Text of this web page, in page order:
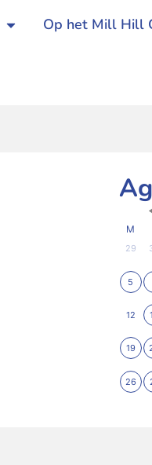
Op het Mill Hill
M
29
5
12
19
26